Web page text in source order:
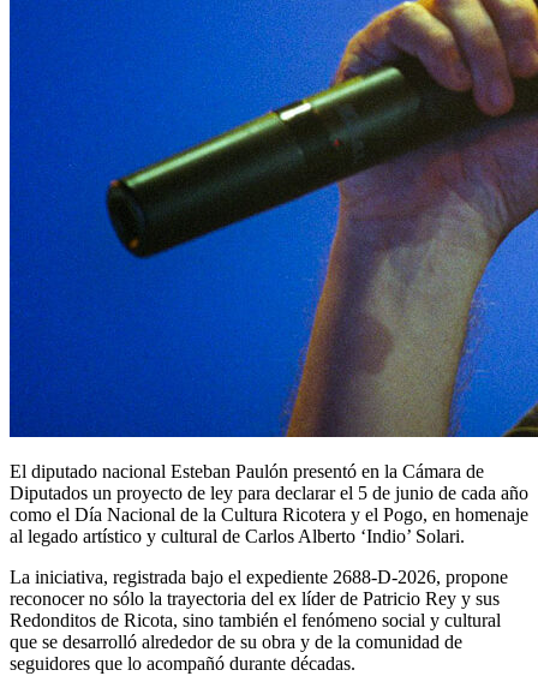
El diputado nacional Esteban Paulón presentó en la Cámara de
Diputados un proyecto de ley para declarar el 5 de junio de cada año
como el Día Nacional de la Cultura Ricotera y el Pogo, en homenaje
al legado artístico y cultural de Carlos Alberto ‘Indio’ Solari.
La iniciativa, registrada bajo el expediente 2688-D-2026, propone
reconocer no sólo la trayectoria del ex líder de Patricio Rey y sus
Redonditos de Ricota, sino también el fenómeno social y cultural
que se desarrolló alrededor de su obra y de la comunidad de
seguidores que lo acompañó durante décadas.